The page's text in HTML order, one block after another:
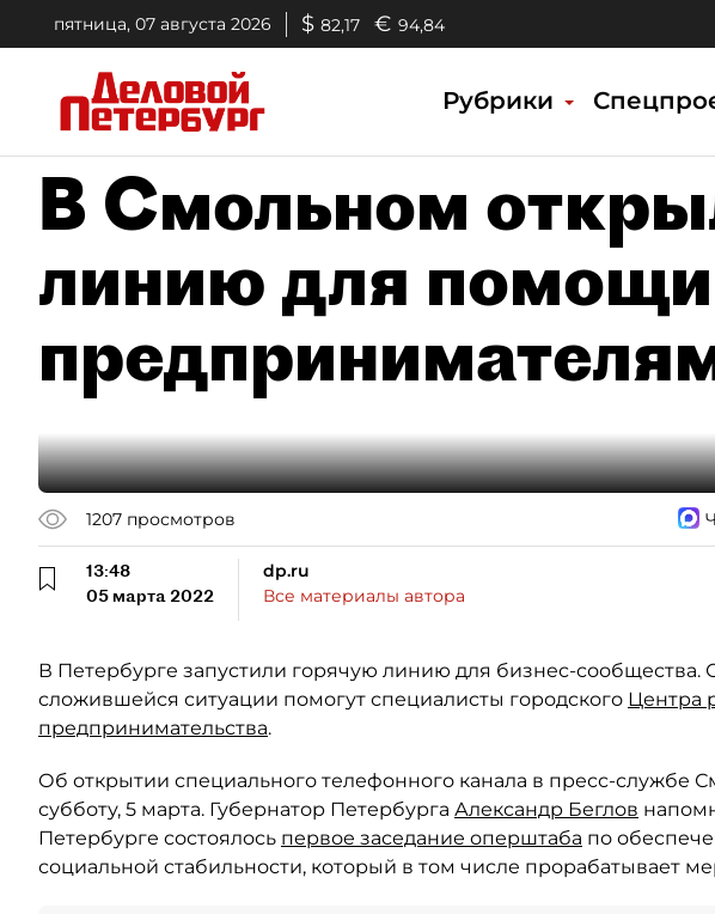
пятница, 07 августа 2026 $ 82,17 € 94,84
Рубрики
В Смольном
линию для помощи
1207 просмотров
13:48
05 марта 2022
dp.ru
Все материалы автора
В Петербурге запустили горячую линию для бизнес-сообщества.
сложившейся ситуации помогут специалисты городского Центра
предпринимательства.
Об открытии специального телефонного канала в пресс-службе
субботу, 5 марта. Губернатор Петербурга Александр Беглов
Петербурге состоялось первое заседание оперштаба по
социальной стабильности, который в том числе прорабатывает